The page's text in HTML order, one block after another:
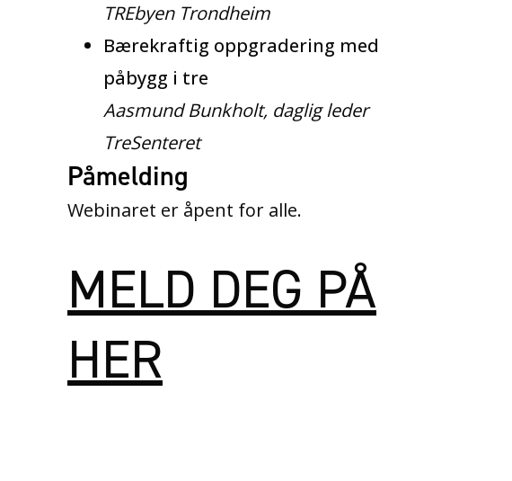
TREbyen Trondheim
Bærekraftig oppgradering med
påbygg i tre
Aasmund Bunkholt, daglig leder
TreSenteret
Påmelding
Webinaret er åpent for alle.
MELD DEG PÅ
HER